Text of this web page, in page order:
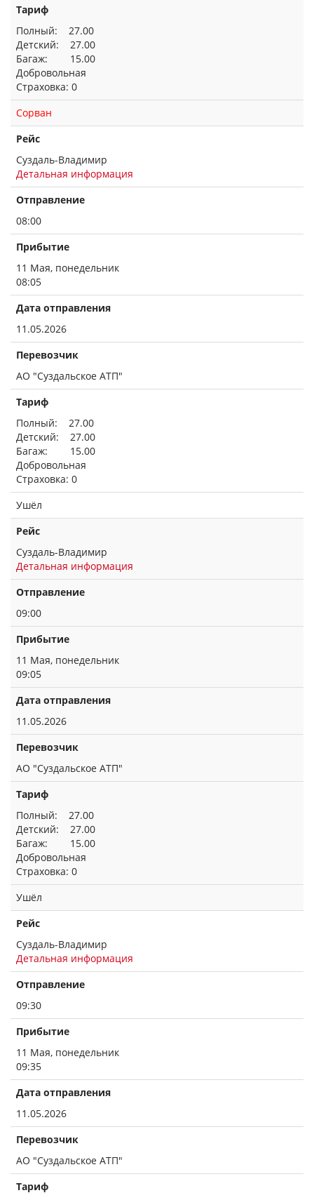
Тариф
Полный: 27.00
Детский: 27.00
Багаж: 15.00
Добровольная
Страховка: 0
Сорван
Рейс
Суздаль-Владимир
Детальная информация
Отправление
08:00
Прибытие
11 Мая, понедельник
08:05
Дата отправления
11.05.2026
Перевозчик
АО "Суздальское АТП"
Тариф
Полный: 27.00
Детский: 27.00
Багаж: 15.00
Добровольная
Страховка: 0
Ушёл
Рейс
Суздаль-Владимир
Детальная информация
Отправление
09:00
Прибытие
11 Мая, понедельник
09:05
Дата отправления
11.05.2026
Перевозчик
АО "Суздальское АТП"
Тариф
Полный: 27.00
Детский: 27.00
Багаж: 15.00
Добровольная
Страховка: 0
Ушёл
Рейс
Суздаль-Владимир
Детальная информация
Отправление
09:30
Прибытие
11 Мая, понедельник
09:35
Дата отправления
11.05.2026
Перевозчик
АО "Суздальское АТП"
Тариф